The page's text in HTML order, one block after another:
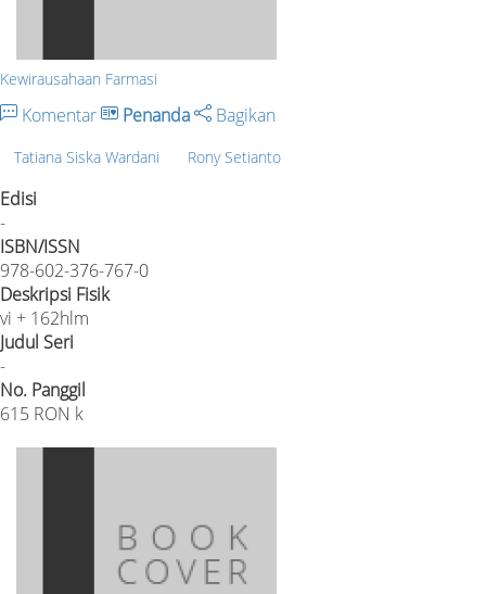
Kewirausahaan Farmasi
Komentar Penanda Bagikan
Tatiana Siska Wardani Rony Setianto
Edisi
-
ISBN/ISSN
978-602-376-767-0
Deskripsi Fisik
vi + 162hlm
Judul Seri
-
No. Panggil
615 RON k